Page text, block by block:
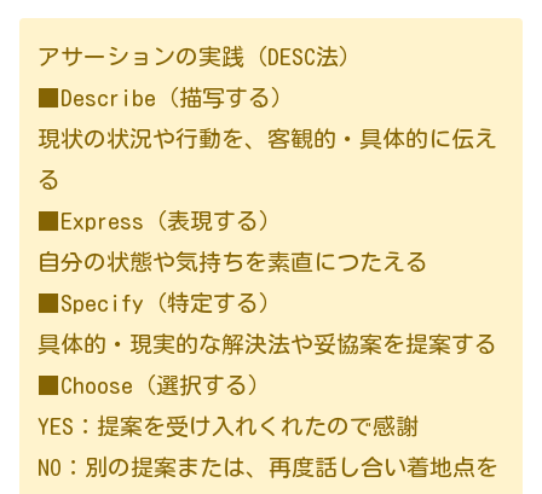
アサーションの実践（DESC法）
■Describe（描写する）
現状の状況や行動を、客観的・具体的に伝え
る
■Express（表現する）
自分の状態や気持ちを素直につたえる
■Specify（特定する）
具体的・現実的な解決法や妥協案を提案する
■Choose（選択する）
YES：提案を受け入れくれたので感謝
NO：別の提案または、再度話し合い着地点を